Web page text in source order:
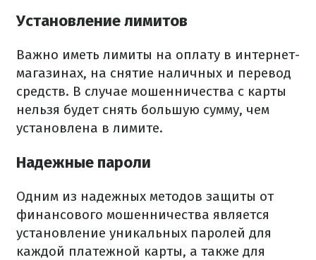
Установление лимитов
Важно иметь лимиты на оплату в интернет-
магазинах, на снятие наличных и перевод
средств. В случае мошенничества с карты
нельзя будет снять большую сумму, чем
установлена в лимите.
Надежные пароли
Одним из надежных методов защиты от
финансового мошенничества является
установление уникальных паролей для
каждой платежной карты, а также для